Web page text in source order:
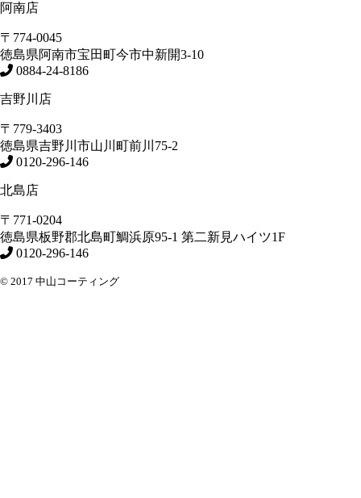
阿南店
〒774-0045
徳島県阿南市宝田町今市中新開3-10
0884-24-8186
吉野川店
〒779-3403
徳島県吉野川市山川町前川75-2
0120-296-146
北島店
〒771-0204
徳島県板野郡北島町鯛浜原95-1 第二新見ハイツ1F
0120-296-146
© 2017 中山コーティング